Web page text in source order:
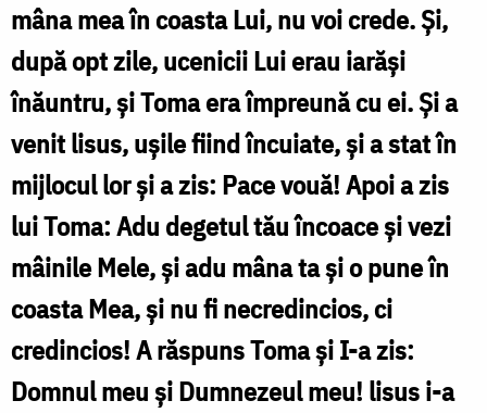
mâna mea în coasta Lui, nu voi crede. Și,
după opt zile, ucenicii Lui erau iarăși
înăuntru, și Toma era împreună cu ei. Și a
venit lisus, ușile fiind încuiate, și a stat în
mijlocul lor și a zis: Pace vouă! Apoi a zis
lui Toma: Adu degetul tău încoace și vezi
mâinile Mele, și adu mâna ta și o pune în
coasta Mea, și nu fi necredincios, ci
credincios! A răspuns Toma și I-a zis:
Domnul meu și Dumnezeul meu! lisus i-a